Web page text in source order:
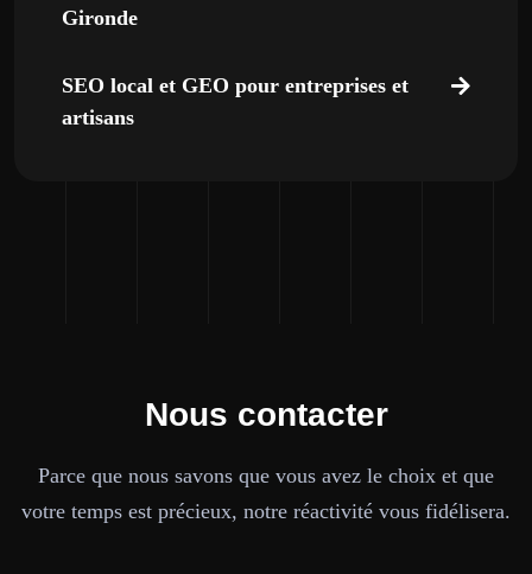
Gironde
SEO local et GEO pour entreprises et
artisans
Nous contacter
Parce que nous savons que vous avez le choix et que
votre temps est précieux, notre réactivité vous fidélisera.